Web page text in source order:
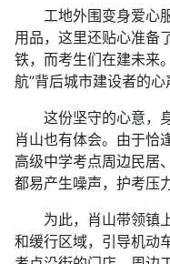
工地外围变身爱心服
用品，这里还贴心准备
铁，而考生们在建未来
航”背后城市建设者的心
这份坚守的心意，身
肖山也有体会。由于恰
高级中学考点周边民居
都易产生噪声，护考压
为此，肖山带领镇上
和缓行区域，引导机动